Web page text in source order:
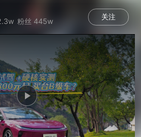
加载中...
粉丝 445w
关注
Play
Video